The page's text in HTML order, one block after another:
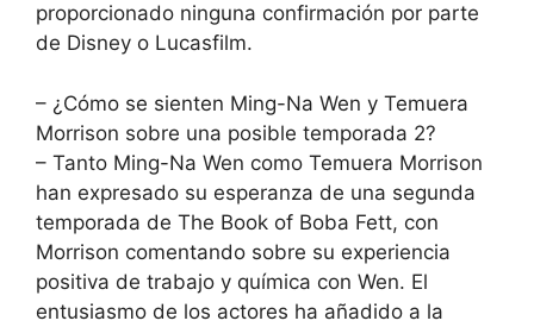
proporcionado ninguna confirmación por parte
de Disney o Lucasfilm.
– ¿Cómo se sienten Ming-Na Wen y Temuera
Morrison sobre una posible temporada 2?
– Tanto Ming-Na Wen como Temuera Morrison
han expresado su esperanza de una segunda
temporada de The Book of Boba Fett, con
Morrison comentando sobre su experiencia
positiva de trabajo y química con Wen. El
entusiasmo de los actores ha añadido a la